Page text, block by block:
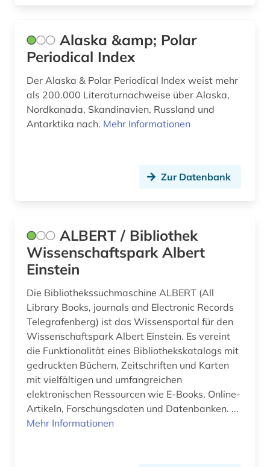
erdmantel (1)
erdwissenschaftlicher naturschutz (1)
erdwärmesonde (1)
erzlagerstätten (1)
eskimo (1)
eth zürich (1)
ethik (1)
europa (1)
europäische union (2)
evolution (2)
Alaska &amp; Polar
Periodical Index
Der Alaska & Polar Periodical Index weist mehr
als 200.000 Literaturnachweise über Alaska,
Nordkanada, Skandinavien, Russland und
Antarktika nach. Mehr Informationen
Zur Datenbank
ALBERT / Bibliothek
Wissenschaftspark Albert
Einstein
Die Bibliothekssuchmaschine ALBERT (All
Library Books, journals and Electronic Records
Telegrafenberg) ist das Wissensportal für den
Wissenschaftspark Albert Einstein. Es vereint
die Funktionalität eines Bibliothekskatalogs mit
gedruckten Büchern, Zeitschriften und Karten
mit vielfältigen und umfangreichen
elektronischen Ressourcen wie E-Books, Online-
Artikeln, Forschungsdaten und Datenbanken. ...
Mehr Informationen